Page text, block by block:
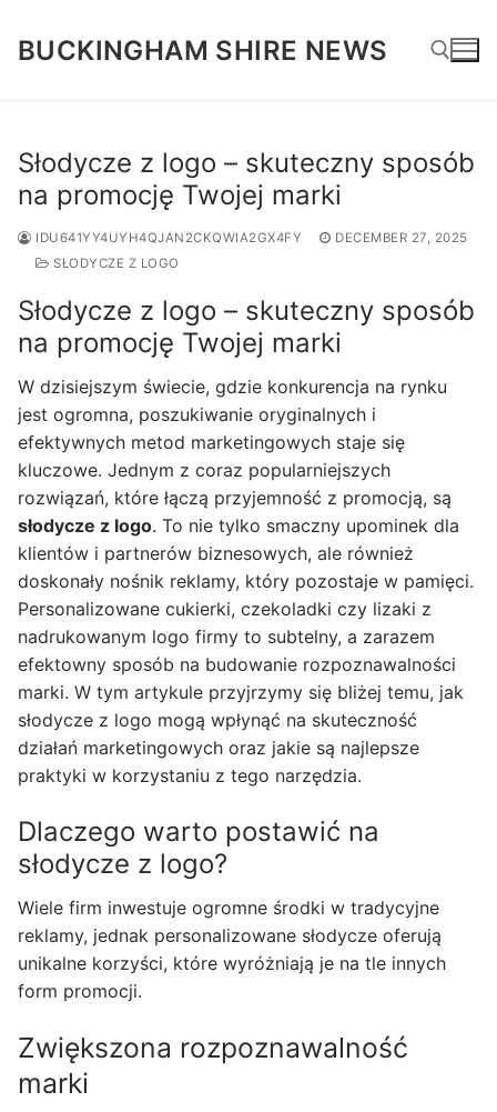
content
BUCKINGHAM SHIRE NEWS
Słodycze z logo – skuteczny sposób
na promocję Twojej marki
IDU641YY4UYH4QJAN2CKQWIA2GX4FY
DECEMBER 27, 2025
SŁODYCZE Z LOGO
Słodycze z logo – skuteczny sposób
na promocję Twojej marki
W dzisiejszym świecie, gdzie konkurencja na rynku
jest ogromna, poszukiwanie oryginalnych i
efektywnych metod marketingowych staje się
kluczowe. Jednym z coraz popularniejszych
rozwiązań, które łączą przyjemność z promocją, są
słodycze z logo. To nie tylko smaczny upominek dla
klientów i partnerów biznesowych, ale również
doskonały nośnik reklamy, który pozostaje w pamięci.
Personalizowane cukierki, czekoladki czy lizaki z
nadrukowanym logo firmy to subtelny, a zarazem
efektowny sposób na budowanie rozpoznawalności
marki. W tym artykule przyjrzymy się bliżej temu, jak
słodycze z logo mogą wpłynąć na skuteczność
działań marketingowych oraz jakie są najlepsze
praktyki w korzystaniu z tego narzędzia.
Dlaczego warto postawić na
słodycze z logo?
Wiele firm inwestuje ogromne środki w tradycyjne
reklamy, jednak personalizowane słodycze oferują
unikalne korzyści, które wyróżniają je na tle innych
form promocji.
Zwiększona rozpoznawalność
marki